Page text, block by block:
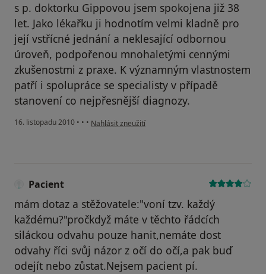
s p. doktorku Gippovou jsem spokojena již 38
let. Jako lékařku ji hodnotím velmi kladně pro
její vstřícné jednání a neklesající odbornou
úroveň, podpořenou mnohaletými cennými
zkušenostmi z praxe. K významným vlastnostem
patří i spolupráce se specialisty v případě
stanovení co nejpřesnější diagnozy.
16. listopadu 2010 • • • podle názoru uživatele Pacient
Nahlásit zneužití
Pacient
mám dotaz a stěžovatele:"voní tzv. každý
každému?"pročkdyž máte v těchto řádcích
siláckou odvahu pouze hanit,nemáte dost
odvahy říci svůj názor z očí do očí,a pak buď
odejít nebo zůstat.Nejsem pacient pí.